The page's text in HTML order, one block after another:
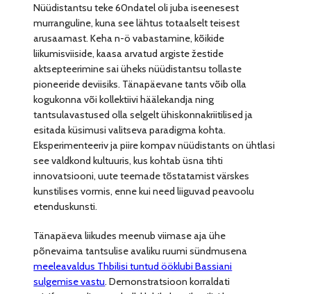
Nüüdistantsu teke 60ndatel oli juba iseenesest
murranguline, kuna see lähtus totaalselt teisest
arusaamast. Keha n-ö vabastamine, kõikide
liikumisviiside, kaasa arvatud argiste žestide
aktsepteerimine sai üheks nüüdistantsu tollaste
pioneeride deviisiks. Tänapäevane tants võib olla
kogukonna või kollektiivi häälekandja ning
tantsulavastused olla selgelt ühiskonnakriitilised ja
esitada küsimusi valitseva paradigma kohta.
Eksperimenteeriv ja piire kompav nüüdistants on ühtlasi
see valdkond kultuuris, kus kohtab üsna tihti
innovatsiooni, uute teemade tõstatamist värskes
kunstilises vormis, enne kui need liiguvad peavoolu
etenduskunsti.
Tänapäeva liikudes meenub viimase aja ühe
põnevaima tantsulise avaliku ruumi sündmusena
meeleavaldus Thbilisi tuntud ööklubi Bassiani
sulgemise vastu. Demonstratsioon korraldati